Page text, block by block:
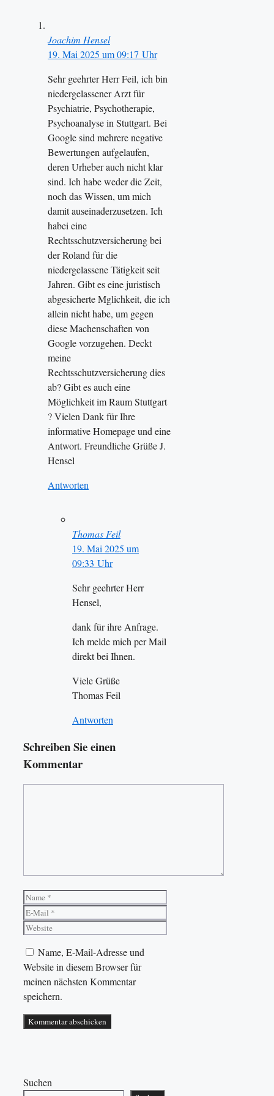
Joachim Hensel
19. Mai 2025 um 09:17 Uhr
Sehr geehrter Herr Feil, ich bin
niedergelassener Arzt für
Psychiatrie, Psychotherapie,
Psychoanalyse in Stuttgart. Bei
Google sind mehrere negative
Bewertungen aufgelaufen,
deren Urheber auch nicht klar
sind. Ich habe weder die Zeit,
noch das Wissen, um mich
damit auseinaderzusetzen. Ich
habei eine
Rechtsschutzversicherung bei
der Roland für die
niedergelassene Tätigkeit seit
Jahren. Gibt es eine juristisch
abgesicherte Mglichkeit, die ich
allein nicht habe, um gegen
diese Machenschaften von
Google vorzugehen. Deckt
meine
Rechtsschutzversicherung dies
ab? Gibt es auch eine
Möglichkeit im Raum Stuttgart
? Vielen Dank für Ihre
informative Homepage und eine
Antwort. Freundliche Grüße J.
Hensel
Antworten
Thomas Feil
19. Mai 2025 um
09:33 Uhr
Sehr geehrter Herr
Hensel,
dank für ihre Anfrage.
Ich melde mich per Mail
direkt bei Ihnen.
Viele Grüße
Thomas Feil
Antworten
Schreiben Sie einen
Kommentar
Name
Name, E-Mail-Adresse und
Website in diesem Browser für
meinen nächsten Kommentar
speichern.
Suchen